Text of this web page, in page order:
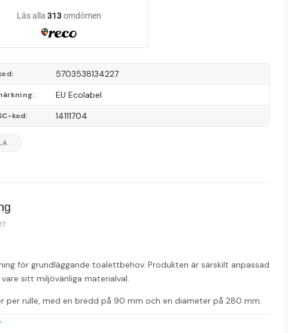
5703538134227
EU Ecolabel
kod 14111704
för grundläggande toalettbehov. Produkten är särskilt anpassad
sitt miljövänliga materialval.
rulle, med en bredd på 90 mm och en diameter på 280 mm.